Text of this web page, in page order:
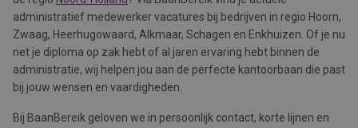
administratief medewerker vacatures bij bedrijven in regio Hoorn,
Zwaag, Heerhugowaard, Alkmaar, Schagen en Enkhuizen. Of je nu
net je diploma op zak hebt of al jaren ervaring hebt binnen de
administratie, wij helpen jou aan de perfecte kantoorbaan die past
bij jouw wensen en vaardigheden.
Bij BaanBereik geloven we in persoonlijk contact, korte lijnen en